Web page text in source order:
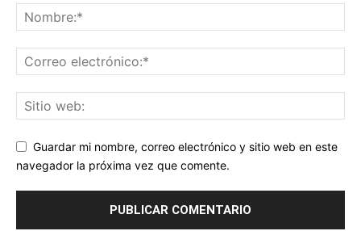
Guardar mi nombre, correo electrónico y sitio web en este
navegador la próxima vez que comente.